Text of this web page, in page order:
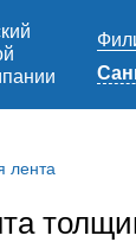
лента